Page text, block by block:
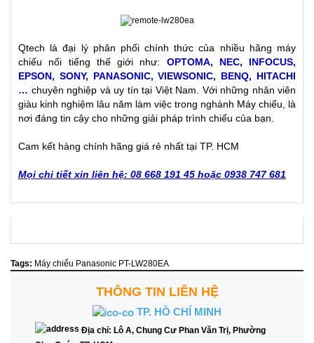
Qtech là đại lý phân phối chính thức của nhiều hãng máy
chiếu nổi tiếng thế giới như: OPTOMA, NEC, INFOCUS,
EPSON, SONY, PANASONIC, VIEWSONIC, BENQ, HITACHI
… chuyên nghiệp và uy tín tại Việt Nam. Với những nhân viên
giàu kinh nghiệm lâu năm làm việc trong nghành Máy chiếu, là
nơi đáng tin cậy cho những giải pháp trình chiếu của bạn.
Cam kết hàng chính hãng giá rẻ nhất tại TP. HCM
Mọi chi tiết xin liên hệ: 08 668 191 45 hoặc 0938 747 681
Tags: Máy chiếu Panasonic PT-LW280EA
THÔNG TIN LIÊN HỆ
TP. HỒ CHÍ MINH
Địa chỉ: Lô A, Chung Cư Phan Văn Trị, Phường